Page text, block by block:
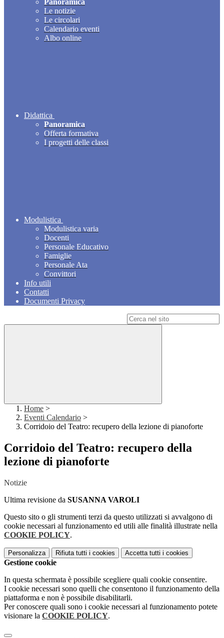
Panoramica
Le notizie
Le circolari
Calendario eventi
Albo online
Didattica
Panoramica
Offerta formativa
I progetti delle classi
Modulistica
Modulistica varia
Docenti
Personale Educativo
Famiglie
Personale Ata
Convittori
Info utili
Contatti
Documenti Privacy
Home >
Eventi Calendario >
Corridoio del Teatro: recupero della lezione di pianoforte
Corridoio del Teatro: recupero della
lezione di pianoforte
Notizie
Ultima revisione da SUSANNA VAROLI
Questo sito o gli strumenti terzi da questo utilizzati si avvalgono di
cookie necessari al funzionamento ed utili alle finalità illustrate nella
COOKIE POLICY.
Personalizza Rifiuta tutti i cookies Accetta tutti i cookies
Gestione cookie
In questa schermata è possibile scegliere quali cookie consentire.
I cookie necessari sono quelli che consentono il funzionamento della
piattaforma e non è possibile disabilitarli.
Per conoscere quali sono i cookie necessari al funzionamento potete
visionare la COOKIE POLICY.